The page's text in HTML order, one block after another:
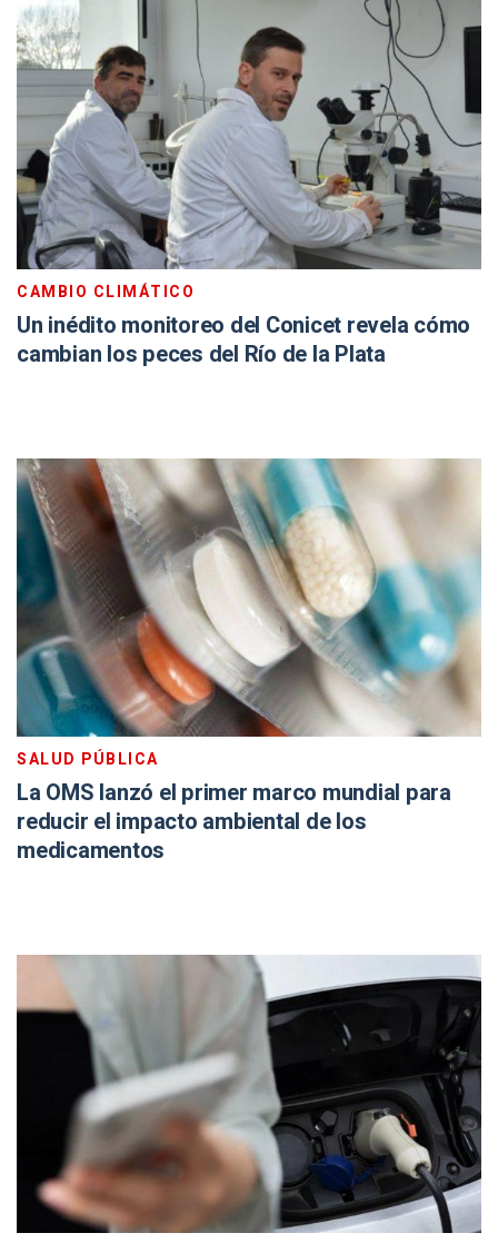
CAMBIO CLIMÁTICO
Un inédito monitoreo del Conicet revela cómo
cambian los peces del Río de la Plata
SALUD PÚBLICA
La OMS lanzó el primer marco mundial para
reducir el impacto ambiental de los
medicamentos